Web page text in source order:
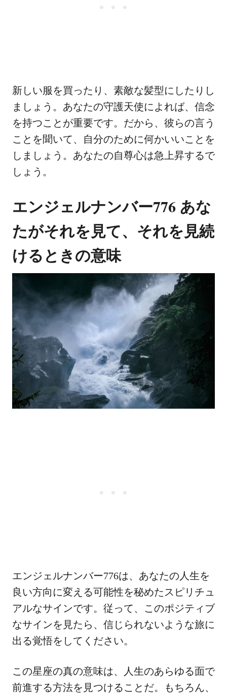
新しい服を買ったり、素敵な髪型にしたりし
ましょう。あなたの守護天使によれば、信念
を持つことが重要です。だから、彼らの言う
ことを聞いて、自分のために何かいいことを
しましょう。あなたの自尊心は急上昇するで
しょう。
エンジェルナンバー776 あな
たがそれを見て、それを見続
けるときの意味
エンジェルナンバー776は、あなたの人生を
良い方向に変える可能性を秘めたスピリチュ
アルなサインです。従って、このポジティブ
なサインを見たら、信じられないような旅に
出る覚悟をしてください。
この星座の真の意味は、人生のあらゆる面で
前進する方法を見つけることだ。もちろん、